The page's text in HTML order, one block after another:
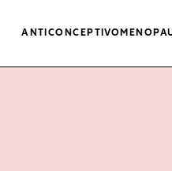
ANTICONCEPTIVO